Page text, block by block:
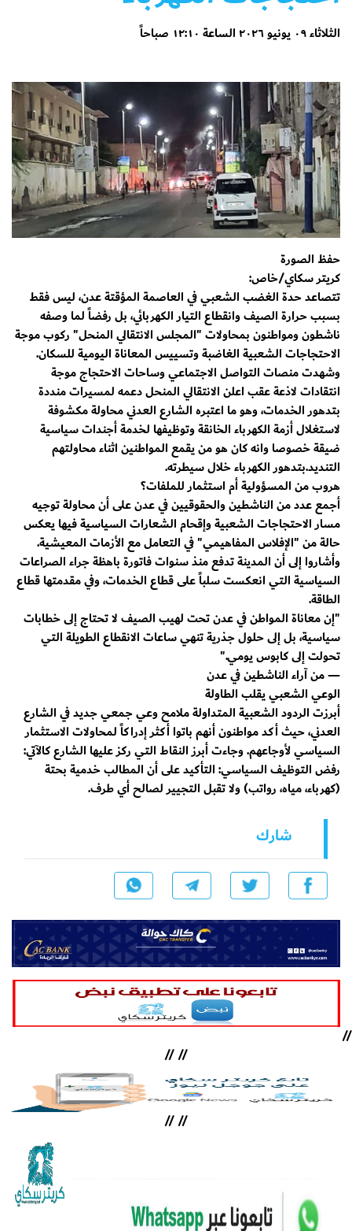
الثلاثاء ٠٩ يونيو ٢٠٢٦ الساعة ١٢:١٠ صباحاً
حفظ الصورة
كريتر سكاي/خاص:
​تتصاعد حدة الغضب الشعبي في العاصمة المؤقتة عدن، ليس فقط
بسبب حرارة الصيف وانقطاع التيار الكهربائي، بل رفضاً لما وصفه
ناشطون ومواطنون بمحاولات "المجلس الانتقالي المنحل" ركوب موجة
الاحتجاجات الشعبية الغاضبة وتسييس المعاناة اليومية للسكان.
​وشهدت منصات التواصل الاجتماعي وساحات الاحتجاج موجة
انتقادات لاذعة عقب اعلن الانتقالي المنحل دعمه لمسيرات منددة
بتدهور الخدمات، وهو ما اعتبره الشارع العدني محاولة مكشوفة
لاستغلال أزمة الكهرباء الخانقة وتوظيفها لخدمة أجندات سياسية
ضيقة خصوصا وانه كان هو من يقمع المواطنين اثناء محاولتهم
التنديد.بتدهور الكهرباء خلال سيطرته.
​هروب من المسؤولية أم استثمار للملفات؟
​أجمع عدد من الناشطين والحقوقيين في عدن على أن محاولة توجيه
مسار الاحتجاجات الشعبية وإقحام الشعارات السياسية فيها يعكس
حالة من "الإفلاس المفاهيمي" في التعامل مع الأزمات المعيشية.
وأشاروا إلى أن المدينة تدفع منذ سنوات فاتورة باهظة جراء الصراعات
السياسية التي انعكست سلباً على قطاع الخدمات، وفي مقدمتها قطاع
الطاقة.
​"إن معاناة المواطن في عدن تحت لهيب الصيف لا تحتاج إلى خطابات
سياسية، بل إلى حلول جذرية تنهي ساعات الانقطاع الطويلة التي
تحولت إلى كابوس يومي."
— من آراء الناشطين في عدن
​الوعي الشعبي يقلب الطاولة
​أبرزت الردود الشعبية المتداولة ملامح وعي جمعي جديد في الشارع
العدني، حيث أكد مواطنون أنهم باتوا أكثر إدراكاً لمحاولات الاستثمار
السياسي لأوجاعهم. وجاءت أبرز النقاط التي ركز عليها الشارع كالآتي:
​رفض التوظيف السياسي: التأكيد على أن المطالب خدمية بحتة
(كهرباء، مياه، رواتب) ولا تقبل التجيير لصالح أي طرف.
شارك
//
//
//
//
//